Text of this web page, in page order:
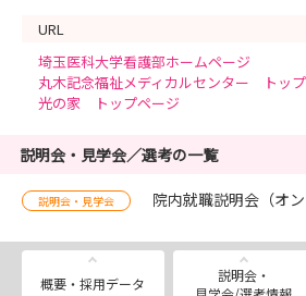
URL
埼玉医科大学看護部ホームページ
丸木記念福祉メディカルセンター トッ
光の家 トップページ
説明会・見学会／選考の一覧
説明会・見学会 院内就職説明会（オン
概要・採用データ
説明会・